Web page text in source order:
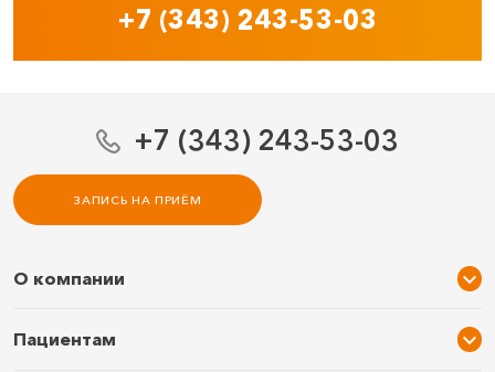
+7 (343) 243-53-03
+7 (343) 243-53-03
ЗАПИСЬ НА ПРИЁМ
О компании
Услуги и цены
Пациентам